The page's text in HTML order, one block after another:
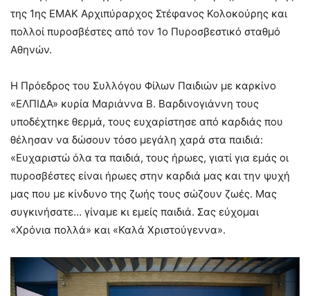
της 1ης ΕΜΑΚ Αρχιπύραρχος Στέφανος Κολοκούρης και
πολλοί πυροσβέστες από τον 1ο Πυροσβεστικό σταθμό
Αθηνών.
Η Πρόεδρος του Συλλόγου Φίλων Παιδιών με καρκίνο
«ΕΛΠΙΔΑ» κυρία Μαριάννα Β. Βαρδινογιάννη τους
υποδέχτηκε θερμά, τους ευχαρίστησε από καρδιάς που
θέλησαν να δώσουν τόσο μεγάλη χαρά στα παιδιά:
«Ευχαριστώ όλα τα παιδιά, τους ήρωες, γιατί για εμάς οι
πυροσβέστες είναι ήρωες στην καρδιά μας και την ψυχή
μας που με κίνδυνο της ζωής τους σώζουν ζωές. Μας
συγκινήσατε… γίναμε κι εμείς παιδιά. Σας εύχομαι
«Χρόνια πολλά» και «Καλά Χριστούγεννα».